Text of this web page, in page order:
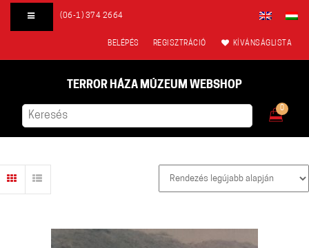
(06-1) 374 2664
BELÉPÉS REGISZTRÁCIÓ KÍVÁNSÁGLISTA
TERROR HÁZA MÚZEUM WEBSHOP
0